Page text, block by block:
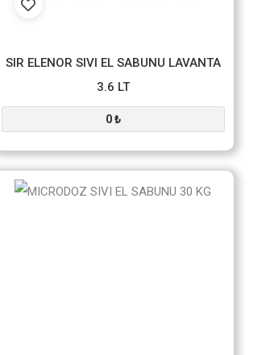
SIR ELENOR SIVI EL SABUNU LAVANTA
3.6 LT
0 ₺